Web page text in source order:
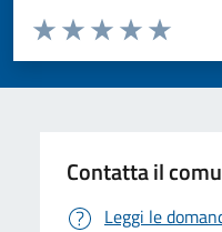
Valuta da 1 a 5 stelle la pagina
Valuta 5
Valuta 4
Valuta 3 stelle su
Valuta 2 stelle su 5
Valuta 1 stelle su 5
Contatta il
Leggi le